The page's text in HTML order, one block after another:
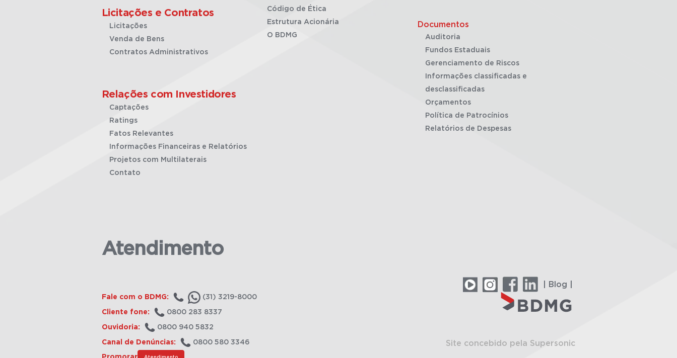
Licitações e Contratos
Licitações
Venda de Bens
Contratos Administrativos
Relações com Investidores
Captações
Ratings
Fatos Relevantes
Informações Financeiras e Relatórios
Projetos com Multilaterais
Contato
Código de Ética
Estrutura Acionária
O BDMG
Documentos
Auditoria
Fundos Estaduais
Gerenciamento de Riscos
Informações classificadas e
desclassificadas
Orçamentos
Política de Patrocínios
Relatórios de Despesas
Atendimento
Fale com o BDMG: (31) 3219-8000
Cliente fone: 0800 283 8337
Ouvidoria: 0800 940 5832
Canal de Denúncias: 0800 580 3346
Atendimento
| Blog |
Site concebido pela Supersonic